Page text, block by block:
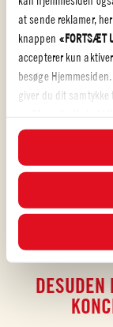
at sende reklamer,
knappen «FORTSÆT
accepterer kun
besøge
giver du dit
tekniske cookies og
I dette banner kan
at acceptere, ved
“ACCEPTER VALGTE
samtykke til, og se
For yderligere
ANMELD OG
DESUDEN